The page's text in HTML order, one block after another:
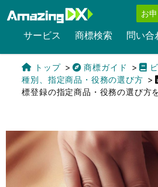
お
サービス 商標検索 問い合
トップ 商標ガイド
種別、指定商品・役務の選び方
標登録の指定商品・役務の選び方